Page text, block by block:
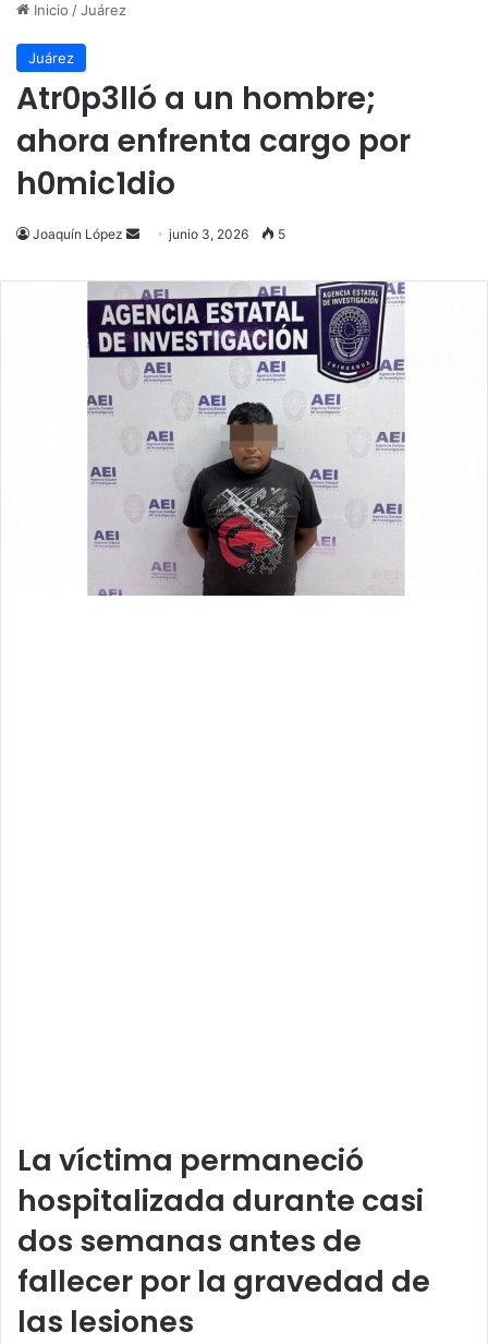
Inicio /Juárez
Juárez
Atr0p3lló a un hombre;
ahora enfrenta cargo por
h0mic1dio
Joaquín López
Send
email
junio 3, 2026 5
La víctima permaneció
hospitalizada durante casi
dos semanas antes de
fallecer por la gravedad de
las lesiones